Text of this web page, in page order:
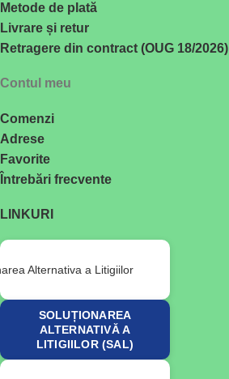
Metode de plată
Livrare și retur
Retragere din contract (OUG 18/2026)
Contul meu
Comenzi
Adrese
Favorite
Întrebări frecvente
LINKURI
SOLUȚIONAREA
ALTERNATIVĂ A
LITIGIILOR (SAL)